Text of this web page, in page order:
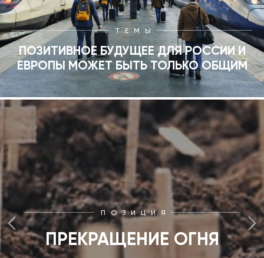
ТЕМЫ
ПОЗИТИВНОЕ БУДУЩЕЕ ДЛЯ РОССИИ И
ЕВРОПЫ МОЖЕТ БЫТЬ ТОЛЬКО ОБЩИМ
ПОЗИЦИЯ
ПРЕКРАЩЕНИЕ ОГНЯ